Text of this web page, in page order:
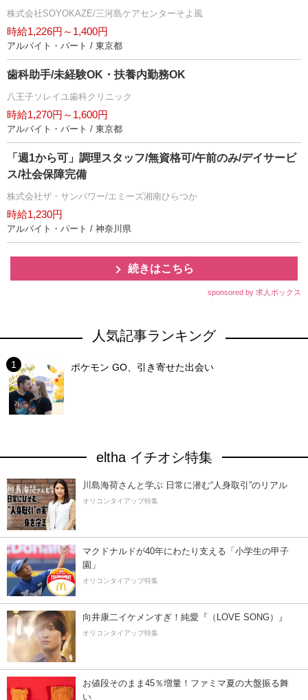
株式会社SOYOKAZE/三河島ケアセンターそよ風
時給1,226円～1,400円
アルバイト・パート / 東京都
歯科助手/未経験OK・扶養内勤務OK
八王子ソレイユ歯科クリニック
時給1,270円～1,600円
アルバイト・パート / 東京都
「週1から可」調理スタッフ/無資格可/午前のみ/デイサービ
ス/社会保障完備
株式会社ザ・サンパワー/エミーズ湘南ひらつか
時給1,230円
アルバイト・パート / 神奈川県
続きはこちら
sponsored by 求人ボックス
人気記事ランキング
ポケモン GO、引き寄せた出会い
eltha イチオシ特集
川島海荷さんと学ぶ 日常に潜む“人身取引”のリアル
オリコンタイアップ特集
マクドナルドが40年にわたり支える「小学生の甲子
園」
オリコンタイアップ特集
向井康二イケメンすぎ！純愛『（LOVE SONG）』
オリコンタイアップ特集
お値段そのまま45％増量！ファミマ夏の大盤振る舞
い